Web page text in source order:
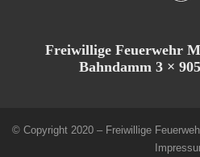
Freiwillige Feuerwehr
Bahndamm 3 ×
© Copyright 2020 – Freiwillige